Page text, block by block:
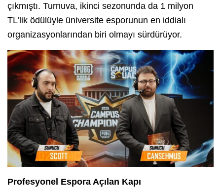
çıkmıştı. Turnuva, ikinci sezonunda da 1 milyon
TL’lik ödülüyle üniversite esporunun en iddialı
organizasyonlarından biri olmayı sürdürüyor.
Profesyonel Espora Açılan Kapı